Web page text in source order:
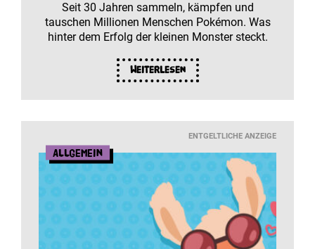
Seit 30 Jahren sammeln, kämpfen und
tauschen Millionen Menschen Pokémon. Was
hinter dem Erfolg der kleinen Monster steckt.
Weiterlesen
ENTGELTLICHE ANZEIGE
Allgemein